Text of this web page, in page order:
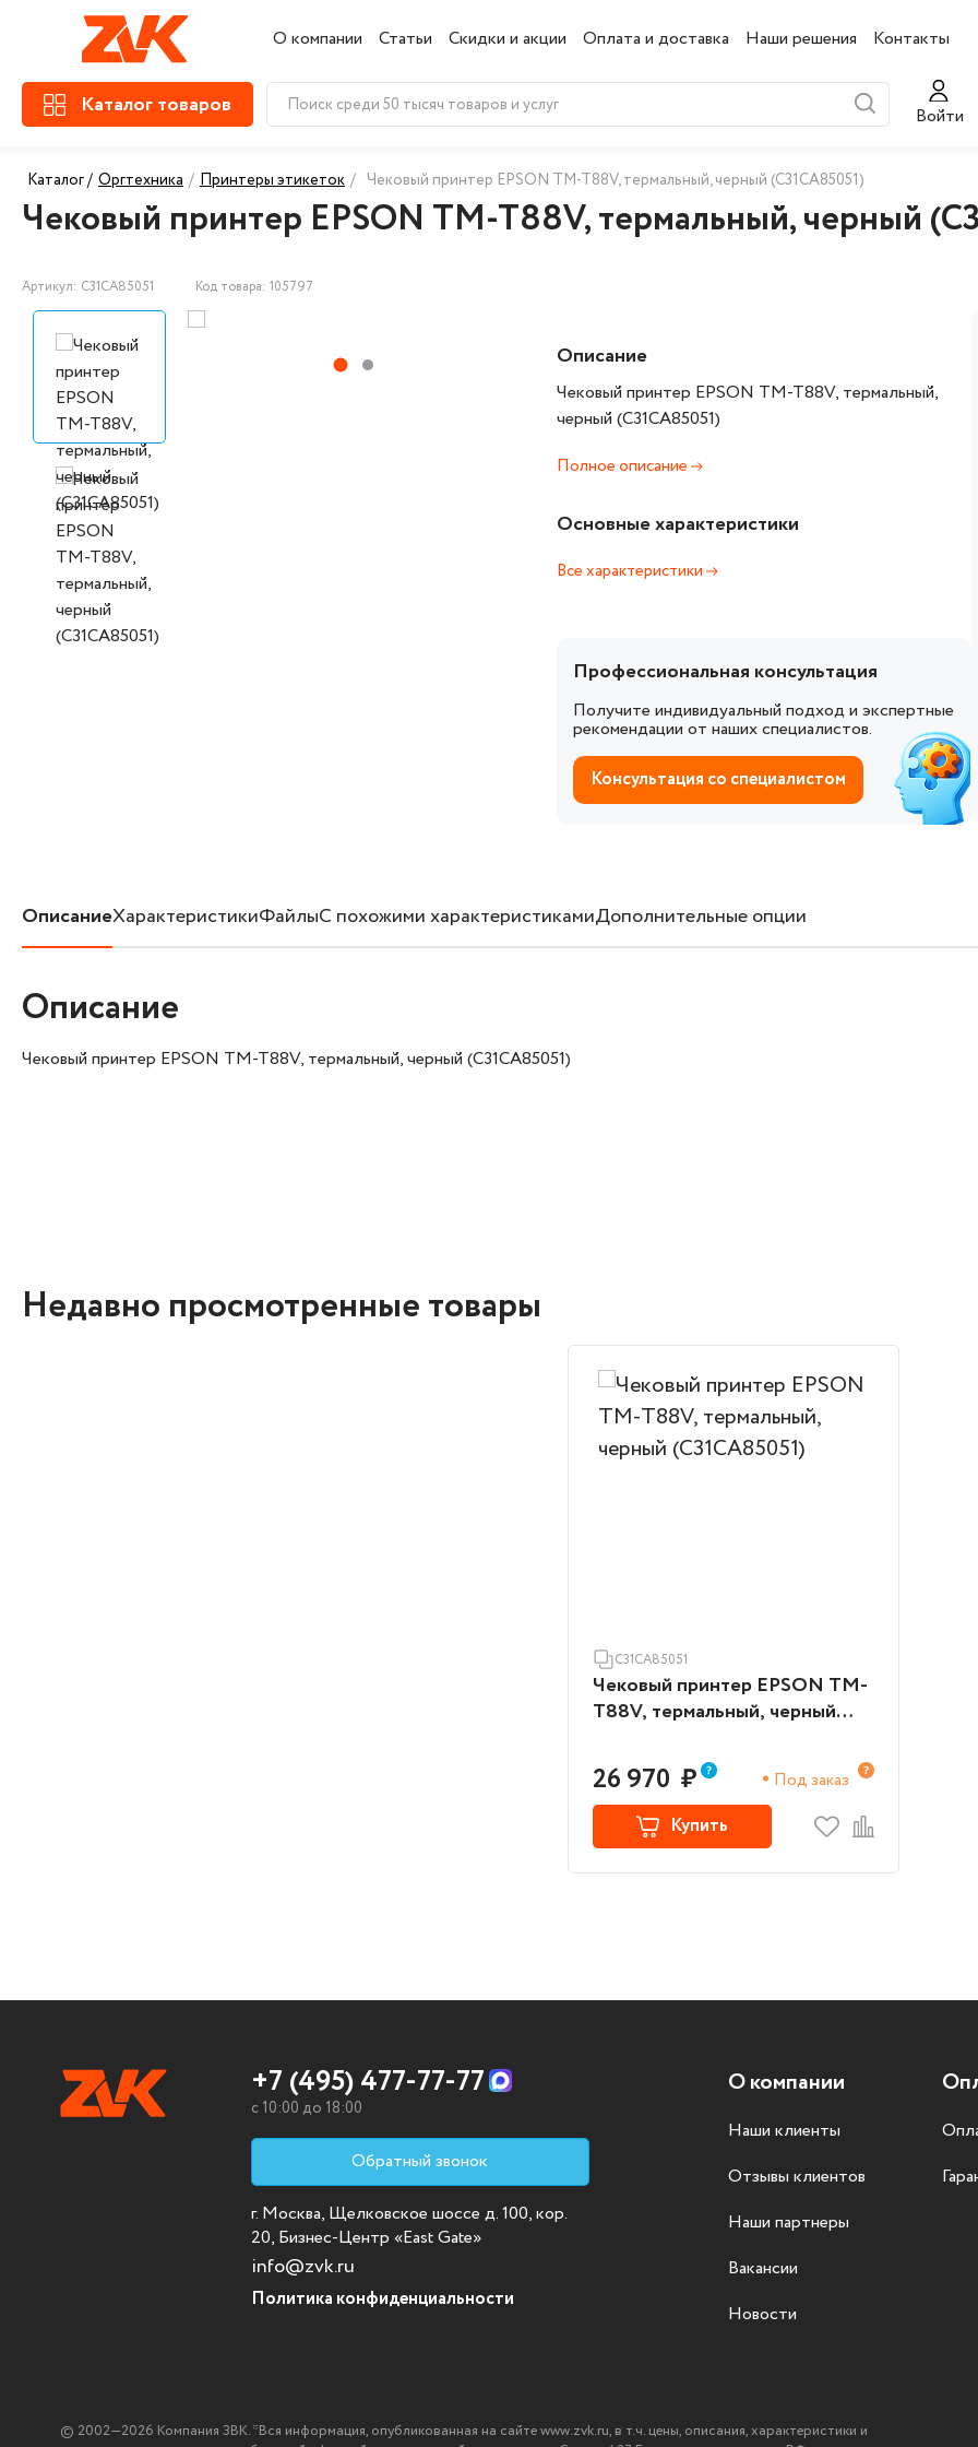
О компании Статьи Скидки и акции Оплата и доставка Наши решения Контакты
Каталог товаров Войти
Каталог / Оргтехника / Принтеры этикеток / Чековый принтер EPSON TM-T88V, термальный, черный (C31CA85051)
Чековый принтер EPSON TM-T88V, термальный, черный
Артикул: C31CA85051 Код товара: 105797
Описание
Чековый принтер EPSON TM-T88V, термальный,
черный (C31CA85051)
Полное описание
Основные характеристики
Все характеристики
Профессиональная консультация
Получите индивидуальный подход и экспертные
рекомендации от наших специалистов.
Консультация со специалистом
ОписаниеХарактеристикиФайлыС похожими характеристикамиДополнительные опции
Описание
Чековый принтер EPSON TM-T88V, термальный, черный (C31CA85051)
Недавно просмотренные товары
C31CA85051
Чековый принтер EPSON TM-
T88V, термальный, черный
26 970 ₽ Под заказ
Купить
+7 (495) 477-77-77
c 10:00 до 18:00
Обратный звонок
г. Москва, Щелковское шоссе д. 100, кор.
20, Бизнес-Центр «East Gate»
info@zvk.ru
Политика конфиденциальности
О компании
Наши клиенты
Отзывы клиентов
Наши партнеры
Вакансии
Новости
© 2002—2026 Компания ЗВК. *Вся информация, опубликованная на сайте www.zvk.ru, в т.ч. цены, описания, характеристики и